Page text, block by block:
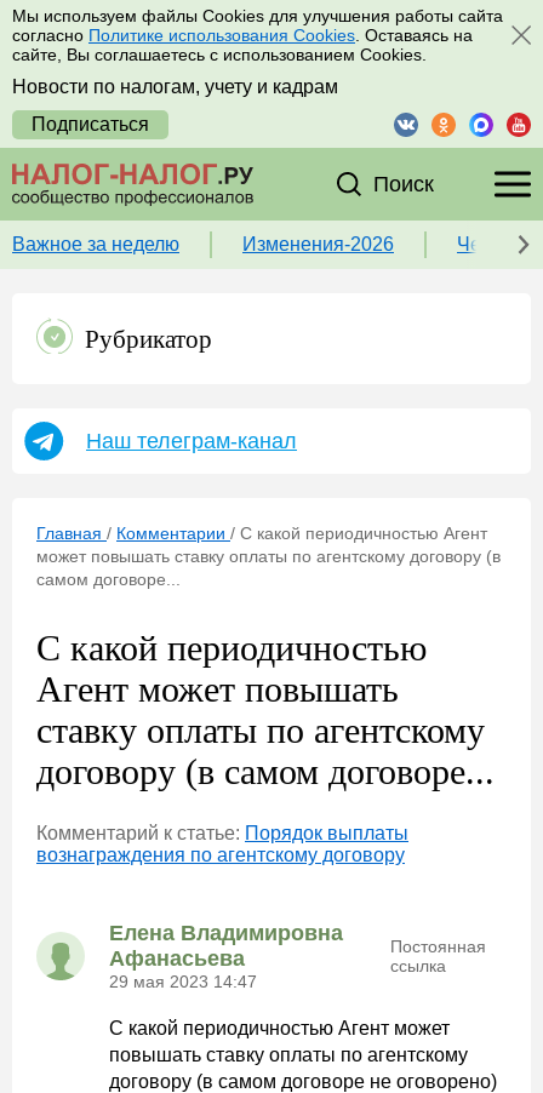
Мы используем файлы Cookies для улучшения работы сайта
согласно Политике использования Cookies . Оставаясь на
сайте, Вы соглашаетесь с использованием Cookies.
Новости по налогам, учету и кадрам
Подписаться
Поиск
Важное за неделю Изменения-2026 Чек-
Рубрикатор
Наш телеграм-канал
Главная / Комментарии / С какой периодичностью Агент
может повышать ставку оплаты по агентскому договору (в
самом договоре...
С какой периодичностью
Агент может повышать
ставку оплаты по агентскому
договору (в самом договоре...
Комментарий к статье: Порядок выплаты
вознаграждения по агентскому договору
Елена Владимировна
Афанасьева
29 мая 2023 14:47
Постоянная
ссылка
С какой периодичностью Агент может
повышать ставку оплаты по агентскому
договору (в самом договоре не оговорено)